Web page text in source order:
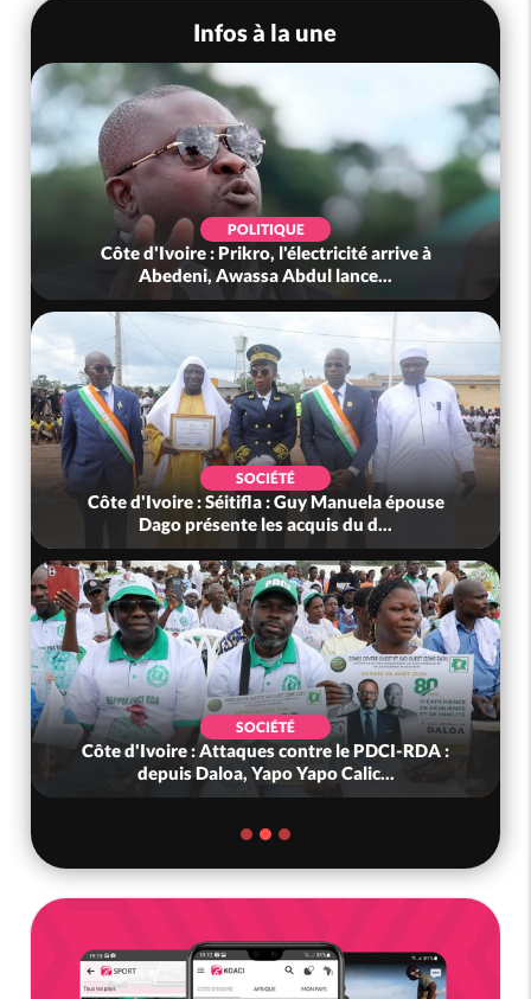
Infos à la une
POLITIQUE
Côte d'Ivoire : Prikro, l'électricité arrive à
Abedeni, Awassa Abdul lance...
SOCIÉTÉ
Côte d'Ivoire : Séitifla : Guy Manuela épouse
Dago présente les acquis du d...
SOCIÉTÉ
Côte d'Ivoire : Attaques contre le PDCI-RDA :
depuis Daloa, Yapo Yapo Calic...